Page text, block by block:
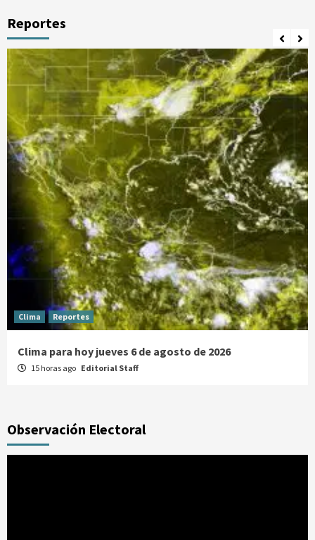
Reportes
Clima Reportes
Clima para hoy jueves 6 de agosto de 2026
15 horas ago Editorial Staff
Observación Electoral